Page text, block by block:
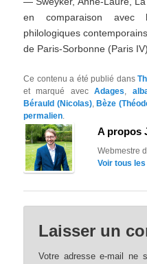
en comparaison avec
philologiques
de Paris-Sorbonne (Paris
Ce contenu a été publié dans
et marqué avecAdages,
Bérauld (Nicolas), Bèze
permalien.
A propos
Webmestre
Voir tous
Laisser un
Votre adresse e-mail ne